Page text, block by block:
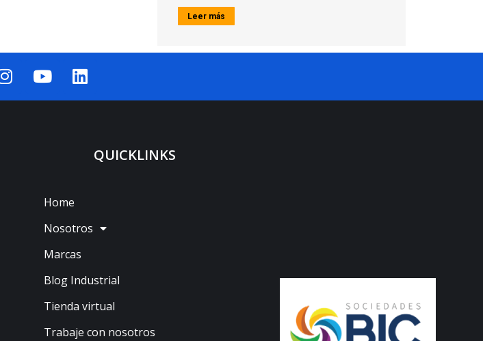
Leer más
QUICKLINKS
Home
Nosotros
Marcas
Blog Industrial
Tienda virtual
Trabaje con nosotros